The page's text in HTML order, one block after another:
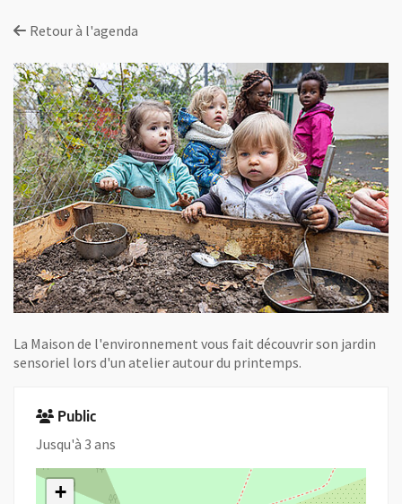
Retour à l'agenda
La Maison de l'environnement vous fait découvrir son jardin
sensoriel lors d'un atelier autour du printemps.
Public
Jusqu'à 3 ans
+